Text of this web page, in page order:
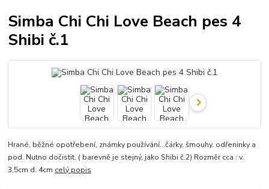
Simba Chi Chi Love Beach pes 4
Shibi č.1
Hrané, běžné opotřebení, známky používání...čárky, šmouhy, odřeninky a
pod. Nutno dočistit. ( barevně je stejný, jako Shibi č.2) Rozměr cca : v.
3,5cm d. 4cm celý popis